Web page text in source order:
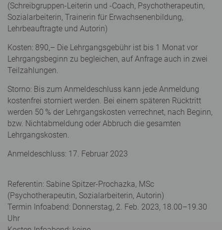
(Schreibgruppen-Leiterin und -Coach, Psychotherapeutin,
Sozialarbeiterin, Trainerin für Erwachsenenbildung,
Lehrbeauftragte und Autorin)
Kosten: 890,– Die Lehrgangsgebühr ist bis 1 Monat vor
Lehrgangsbeginn zu begleichen, auf Anfrage auch in zwei
Teilzahlungen.
Storno: Bis zum Anmeldeschluss kann jede Anmeldung
kostenfrei storniert werden. Bei einem späteren Rücktritt
werden 50 % der Lehrgangskosten verrechnet, nach Beginn,
bzw. Nichtabmeldung oder Abbruch die gesamten
Lehrgangskosten.
Anmeldeschluss: 17. Februar 2023
Referentin: Sabine Spitzer-Prochazka, MSc
(Psychotherapeutin, Sozialarbeiterin, Autorin)
Termin Infoabend: Donnerstag, 2. Feb. 2023, 18.00–19.30
Uhr